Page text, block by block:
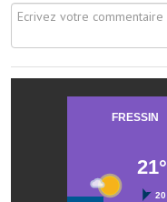
Projets et travaux en
Le bulletin municipal :